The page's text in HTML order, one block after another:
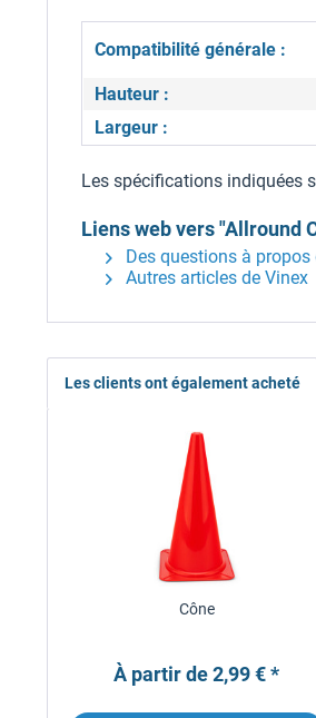
Compatibilité générale :
Hauteur :
Largeur :
Les spécifications indiquées
Liens web vers "Allround
Des questions à propos
Autres articles de Vinex
Les clients ont également acheté
Cône
À partir de 2,99 € *